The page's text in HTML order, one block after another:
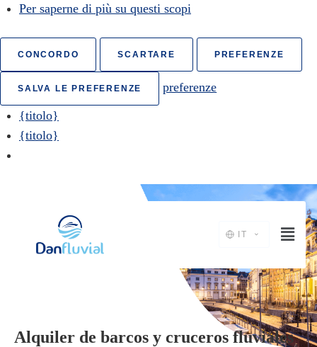
Per saperne di più su questi scopi
CONCORDO SCARTARE PREFERENZE
SALVA LE PREFERENZE
preferenze
{titolo}
{titolo}
IT
Alquiler de barcos y cruceros fluviales